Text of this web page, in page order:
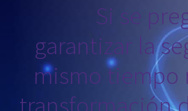
Si se
garantizar la
mismo tiempo